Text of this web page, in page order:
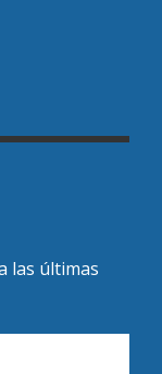
las últimas